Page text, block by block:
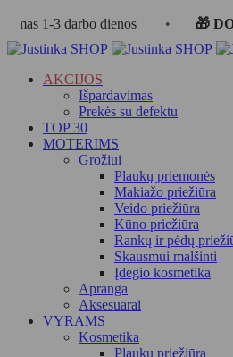
darbo dienos • 🎁 DOVANA
AKCIJOS
Išpardavimas
Prekės su defektu
TOP 30
MOTERIMS
Grožiui
Plaukų priemonės
Makiažo priežiūra
Veido priežiūra
Kūno priežiūra
Rankų ir pėdų
Skausmui malšinti
Įdegio kosmetika
Apranga
Aksesuarai
VYRAMS
Kosmetika
Plaukų priežiūra